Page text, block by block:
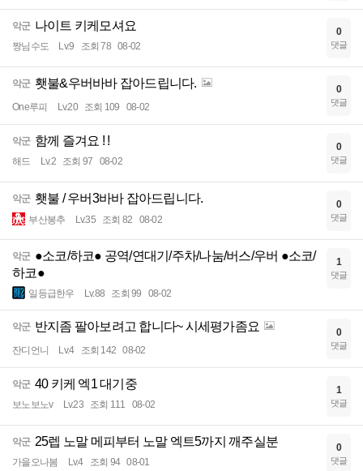
악군 나이트 키케모셔요
짱님수도 Lv.9 조회 78 08-02
0
댓글
악군 횃불&우버바바 잡아드립니다.
One루피 Lv.20 조회 109 08-02
0
댓글
악군 함께 즐겨요 ! !
해드 Lv.2 조회 97 08-02
0
댓글
악군 횃불 / 우버3바바 잡아드립니다.
부산봉추 Lv.35 조회 82 08-02
0
댓글
악군 ●소코/하코● 공역/연대기/주차/나눔/버스/우버 ●소코/
하코●
일등급한우 Lv.88 조회 99 08-02
1
댓글
악군 반지좀 팔아보려고 합니다~ 시세평가좀요
잔디언니 Lv.4 조회 142 08-02
0
댓글
악군 40 키케 엑1 대기중
보노보노v Lv.23 조회 111 08-02
1
댓글
악군 25렙 노말 메피부터 노말 엑트5까지 깨주실분
가을오나봄 Lv.4 조회 94 08-01
0
댓글